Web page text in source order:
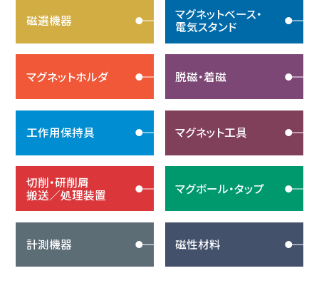
磁選機器 マグネットベース・
電気スタンド
マグネットホルダ 脱磁・着磁
工作用保持具 マグネット工具
切削・研削屑
搬送／処理装置 マグボール・タップ
計測機器 磁性材料